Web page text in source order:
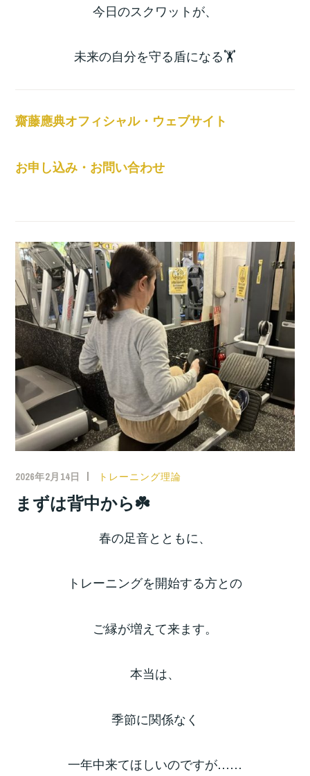
今日のスクワットが、
未来の自分を守る盾になる🏋️
齋藤應典オフィシャル・ウェブサイト
お申し込み・お問い合わせ
2026年2月14日 トレーニング理論
まずは背中から☘️
春の足音とともに、
トレーニングを開始する方との
ご縁が増えて来ます。
本当は、
季節に関係なく
一年中来てほしいのですが……